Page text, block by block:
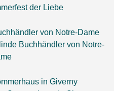
der Liebe
Buchhändler von Notre-